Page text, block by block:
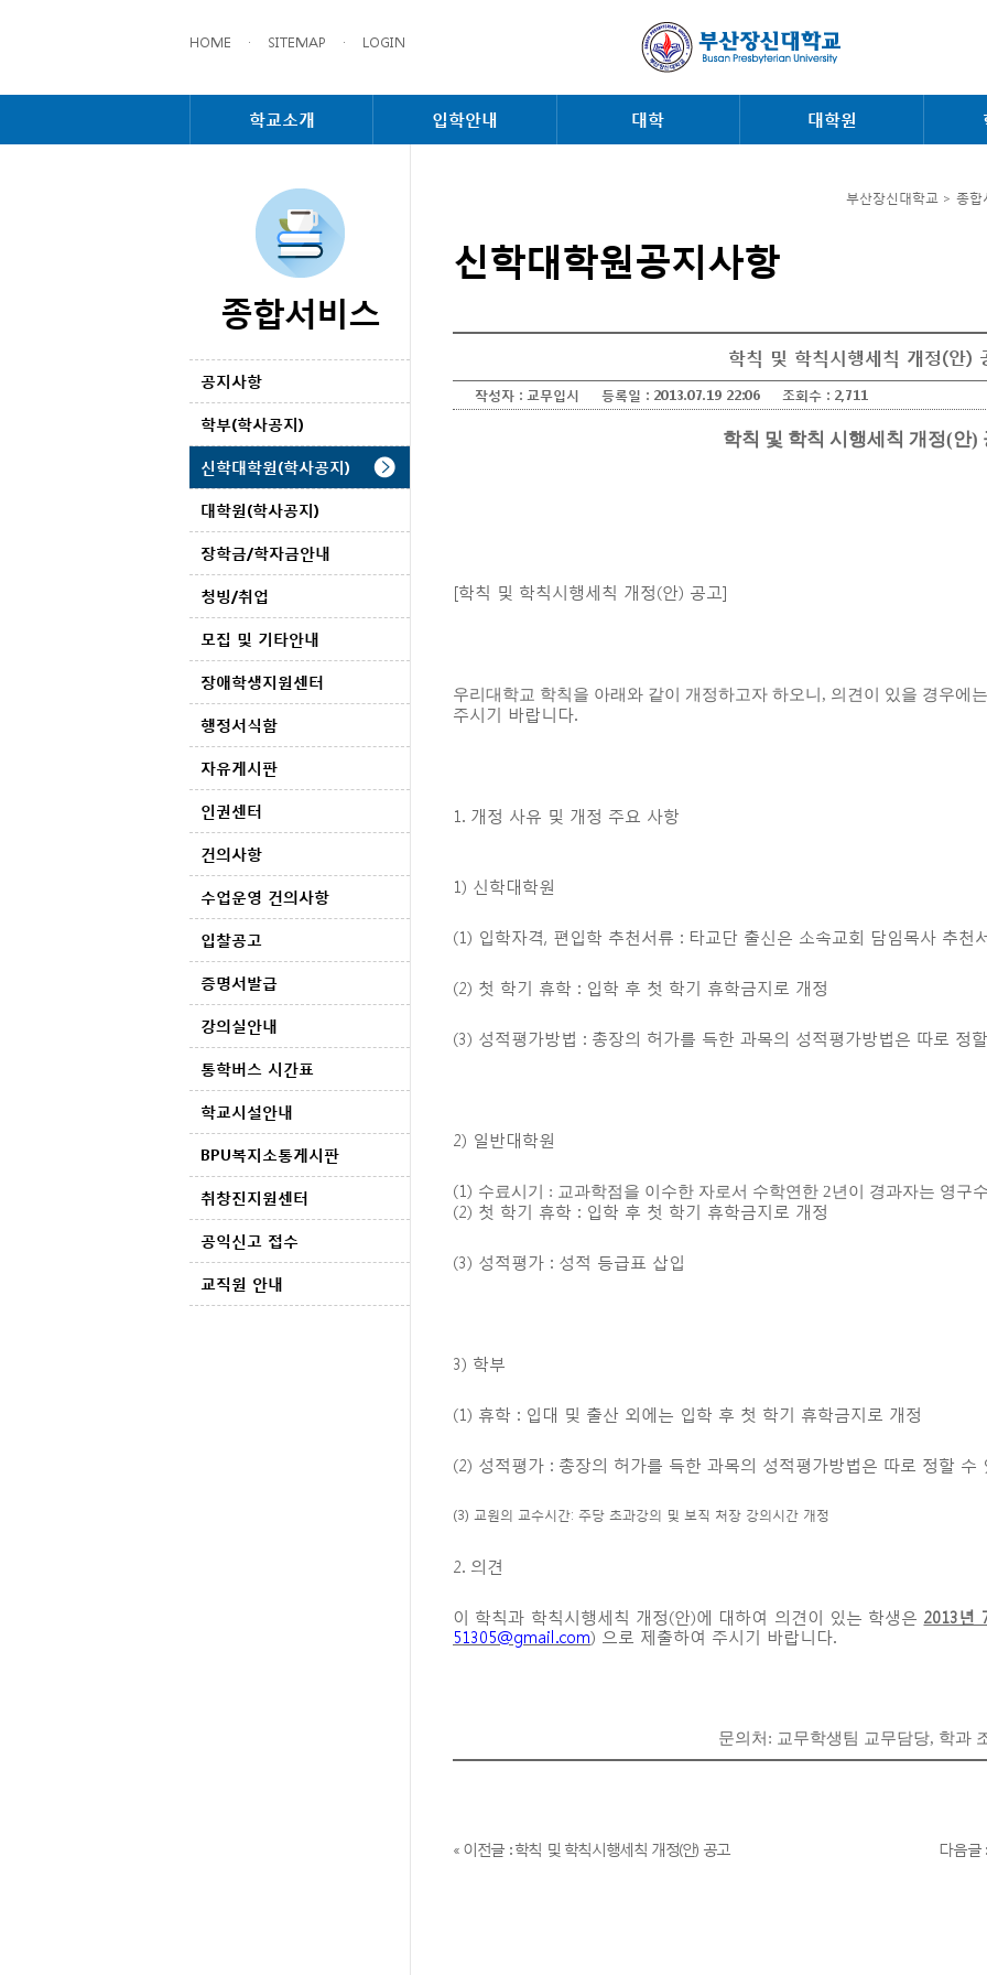
HOME · SITEMAP · LOGIN
학교소개 입학안내 대학 대학원
종합서비스
공지사항
학부(학사공지)
신학대학원(학사공지)
대학원(학사공지)
장학금/학자금안내
청빙/취업
모집 및 기타안내
장애학생지원센터
행정서식함
자유게시판
인권센터
건의사항
수업운영 건의사항
입찰공고
증명서발급
강의실안내
통학버스 시간표
학교시설안내
BPU복지소통게시판
취창진지원센터
공익신고 접수
교직원 안내
부산장신대학교 > 종
신학대학원공지사항
학칙 및 학칙시행세칙 개정(안)
작성자 : 교무입시 등록일 : 2013.07.19 22:06 조회수 : 2,711
학칙 및 학칙 시행세칙 개정(안)
[학칙 및 학칙시행세칙 개정(안) 공고]
우리대학교 학칙을 아래와 같이 개정하고자 하오니, 의견이 있을 경우에는
주시기 바랍니다.
1. 개정 사유 및 개정 주요 사항
1) 신학대학원
(1) 입학자격, 편입학 추천서류 : 타교단 출신은 소속교회 담임목사 추천
(2) 첫 학기 휴학 : 입학 후 첫 학기 휴학금지로 개정
(3) 성적평가방법 : 총장의 허가를 득한 과목의 성적평가방법은 따로 정
2) 일반대학원
(1) 수료시기 : 교과학점을 이수한 자로서 수학연한 2년이 경과자는 영구
(2) 첫 학기 휴학 : 입학 후 첫 학기 휴학금지로 개정
(3) 성적평가 : 성적 등급표 삽입
3) 학부
(1) 휴학 : 입대 및 출산 외에는 입학 후 첫 학기 휴학금지로 개정
(2) 성적평가 : 총장의 허가를 득한 과목의 성적평가방법은 따로 정할 수
(3) 교원의 교수시간: 주당 초과강의 및 보직 처장 강의시간 개정
2. 의견
이 학칙과 학칙시행세칙 개정(안)에 대하여 의견이 있는 학생은 2013년
51305@gmail.com) 으로 제출하여 주시기 바랍니다.
문의처: 교무학생팀 교무담당, 학과
« 이전글 : 학칙 및 학칙시행세칙 개정(안) 공고 다음글